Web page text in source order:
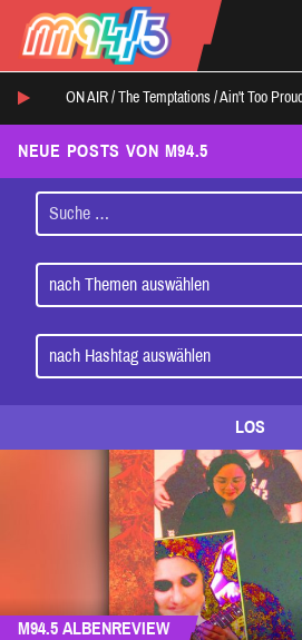
ON AIR / The Temptations /Ain't Too
NEUE POSTS VON M94.5
LOS
M94.5 ALBENREVIEW